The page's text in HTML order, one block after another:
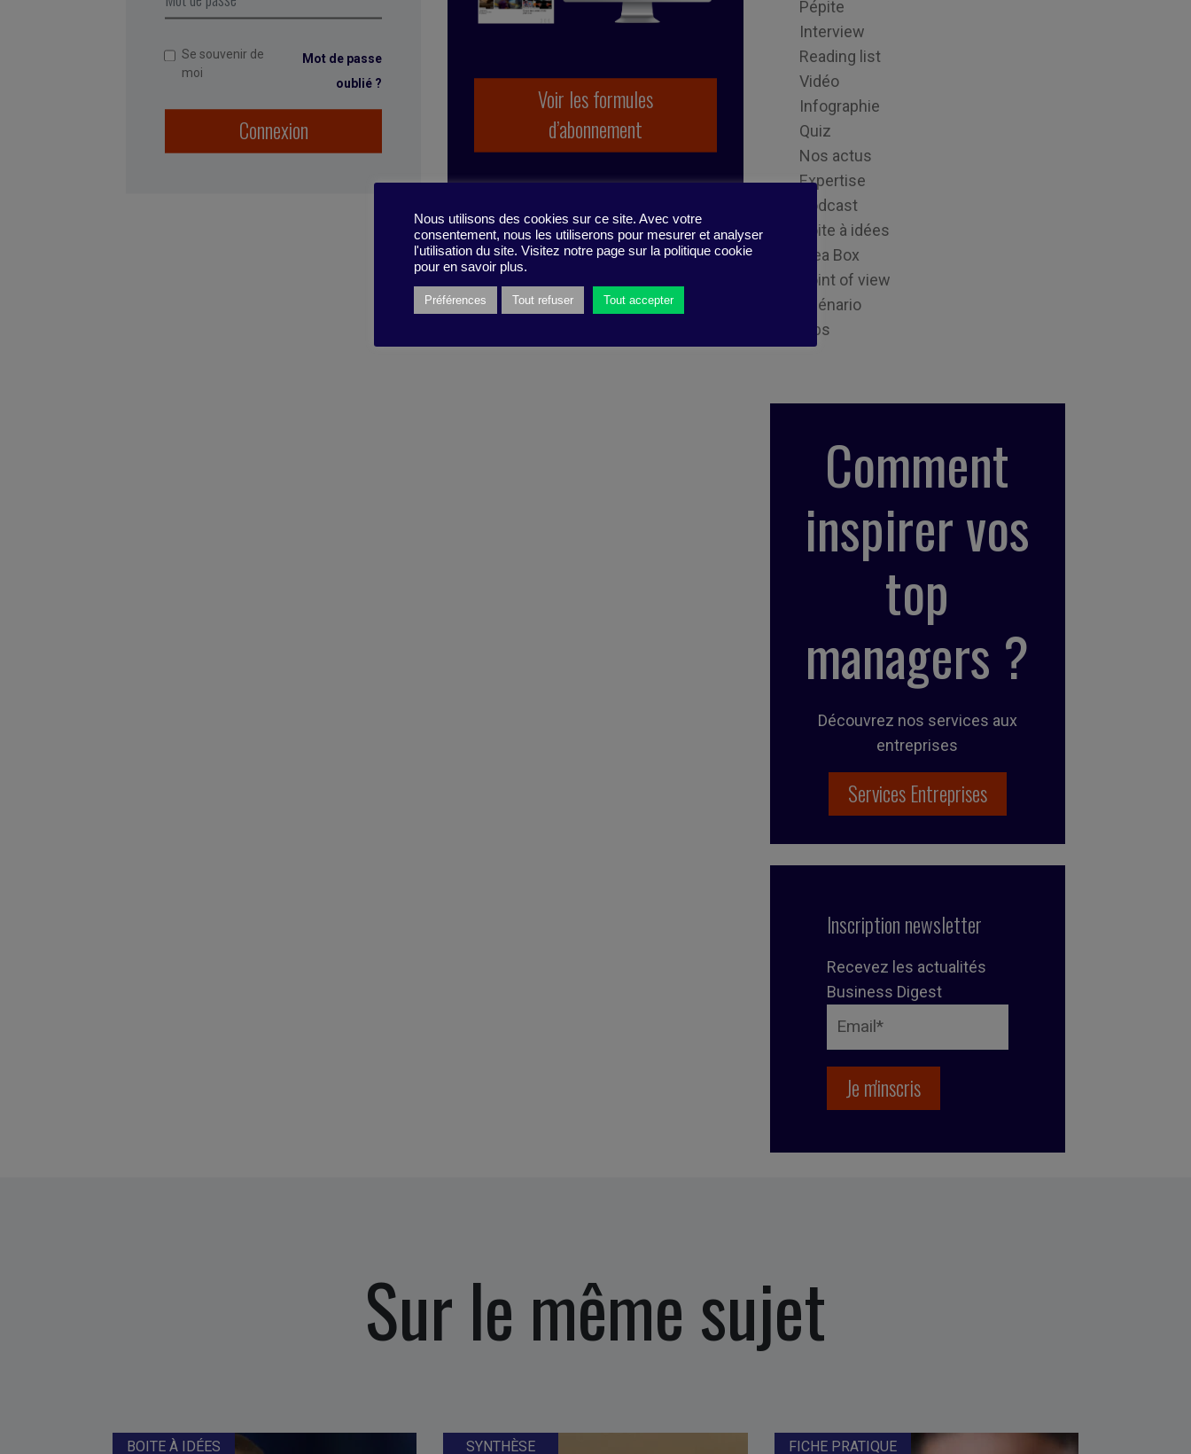
Se souvenir de
moi
Mot de passe
oublié ?
Connexion
Voir les formules
d’abonnement
Pépite
Interview
Reading list
Vidéo
Infographie
Quiz
Nos actus
Expertise
Podcast
Boite à idées
Idea Box
Point of view
Scénario
Tips
Comment
inspirer vos
top
managers ?
Découvrez nos services aux
entreprises
Services Entreprises
Inscription newsletter
Recevez les actualités
Business Digest
Sur le même sujet
BOITE À IDÉES SYNTHÈSE FICHE PRATIQUE
Nous utilisons des cookies sur ce site. Avec votre
consentement, nous les utiliserons pour mesurer et analyser
l'utilisation du site. Visitez notre page sur la politique cookie
pour en savoir plus.
Préférences Tout refuser Tout accepter